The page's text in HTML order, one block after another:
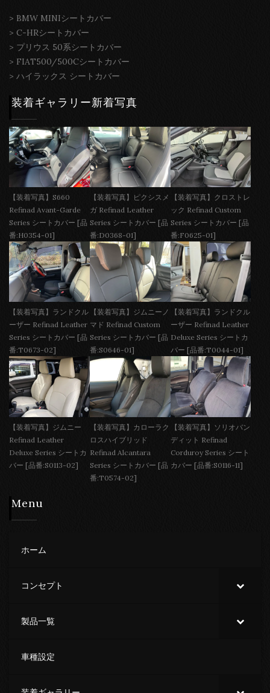
> BMW MINIシートカバー
> C-HRシートカバー
> プリウス 50系シートカバー
> FIAT500/500Cシートカバー
> ハイラックス シートカバー
装着ギャラリー新着写真
【装着写真】S660
Refinad Avant-Garde
Series シートカバー [品
番:H0354-01]
【装着写真】ピクシスメ
ガ Refinad Leather
Series シートカバー [品
番:D0368-01]
【装着写真】クロストレ
ック Refinad Custom
Series シートカバー [品
番:F0625-01]
【装着写真】ランドクル
ーザー Refinad Leather
Series シートカバー [品
番:T0673-02]
【装着写真】ジムニーノ
マド Refinad Custom
Series シートカバー [品
番:S0646-01]
【装着写真】ランドクル
ーザー Refinad Leather
Deluxe Series シートカ
バー [品番:T0044-01]
【装着写真】ジムニー
Refinad Leather
Deluxe Series シートカ
バー [品番:S0113-02]
【装着写真】カローラク
ロスハイブリッド
Refinad Alcantara
Series シートカバー [品
番:T0574-02]
【装着写真】ソリオバン
ディット Refinad
Corduroy Series シート
カバー [品番:S0116-11]
Menu
ホーム
コンセプト
製品一覧
車種設定